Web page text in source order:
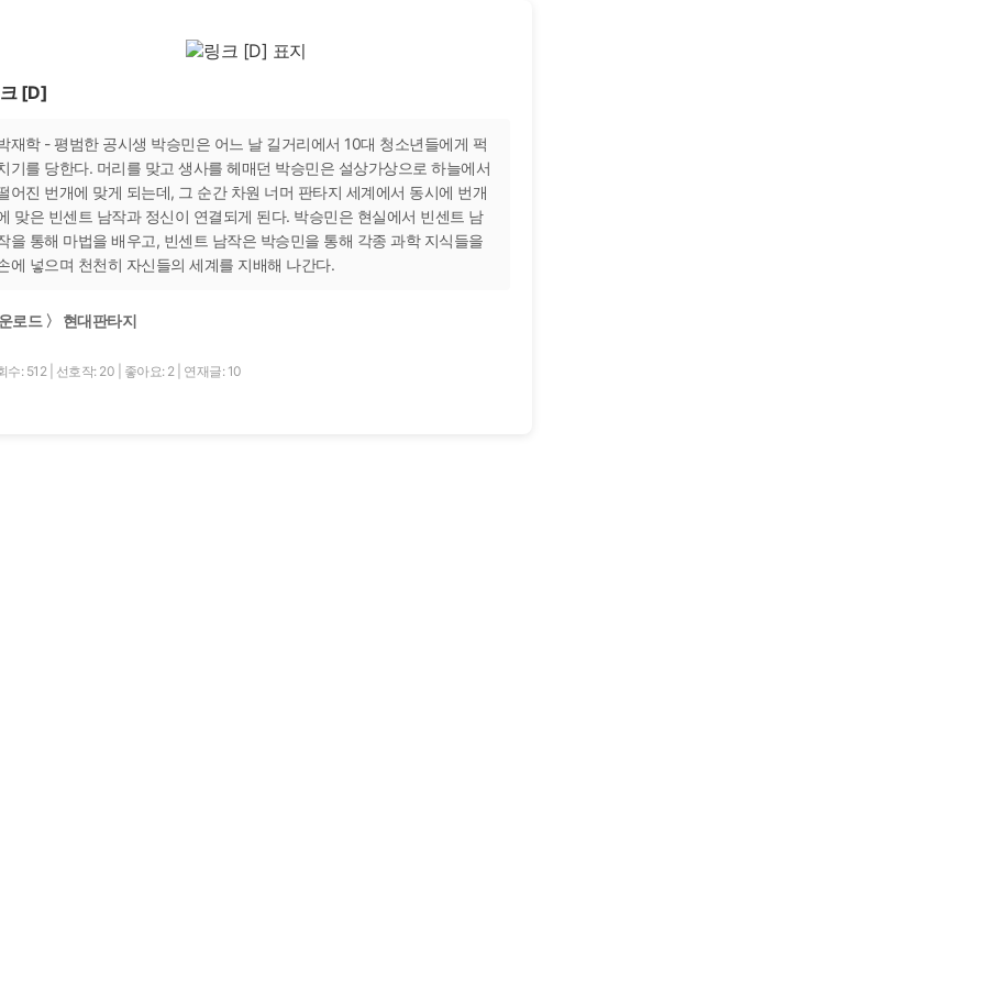
[D]
재학 - 평범한 공시생 박승민은 어느 날 길거리에서 10대 청소년들에게 퍽
기를 당한다. 머리를 맞고 생사를 헤매던 박승민은 설상가상으로 하늘에서
어진 번개에 맞게 되는데, 그 순간 차원 너머 판타지 세계에서 동시에 번개
맞은 빈센트 남작과 정신이 연결되게 된다. 박승민은 현실에서 빈센트 남
을 통해 마법을 배우고, 빈센트 남작은 박승민을 통해 각종 과학 지식들을
에 넣으며 천천히 자신들의 세계를 지배해 나간다.
로드 〉 현대판타지
수: 512 선호작: 20 좋아요: 2 연재글: 10